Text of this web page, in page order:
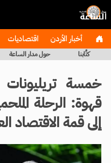
أخبار الأردن اقتصاديات
كتَّابنا حول مدار الساعة
خمسة
قهوة: الرحلة
إلى قمة الاقتصاد